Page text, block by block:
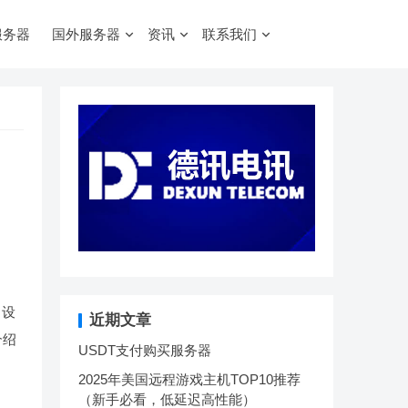
器 国外服务器 资讯 联系我们
近期文章
USDT支付购买服务器
2025年美国远程游戏主机TOP10推荐
（新手必看，低延迟高性能）